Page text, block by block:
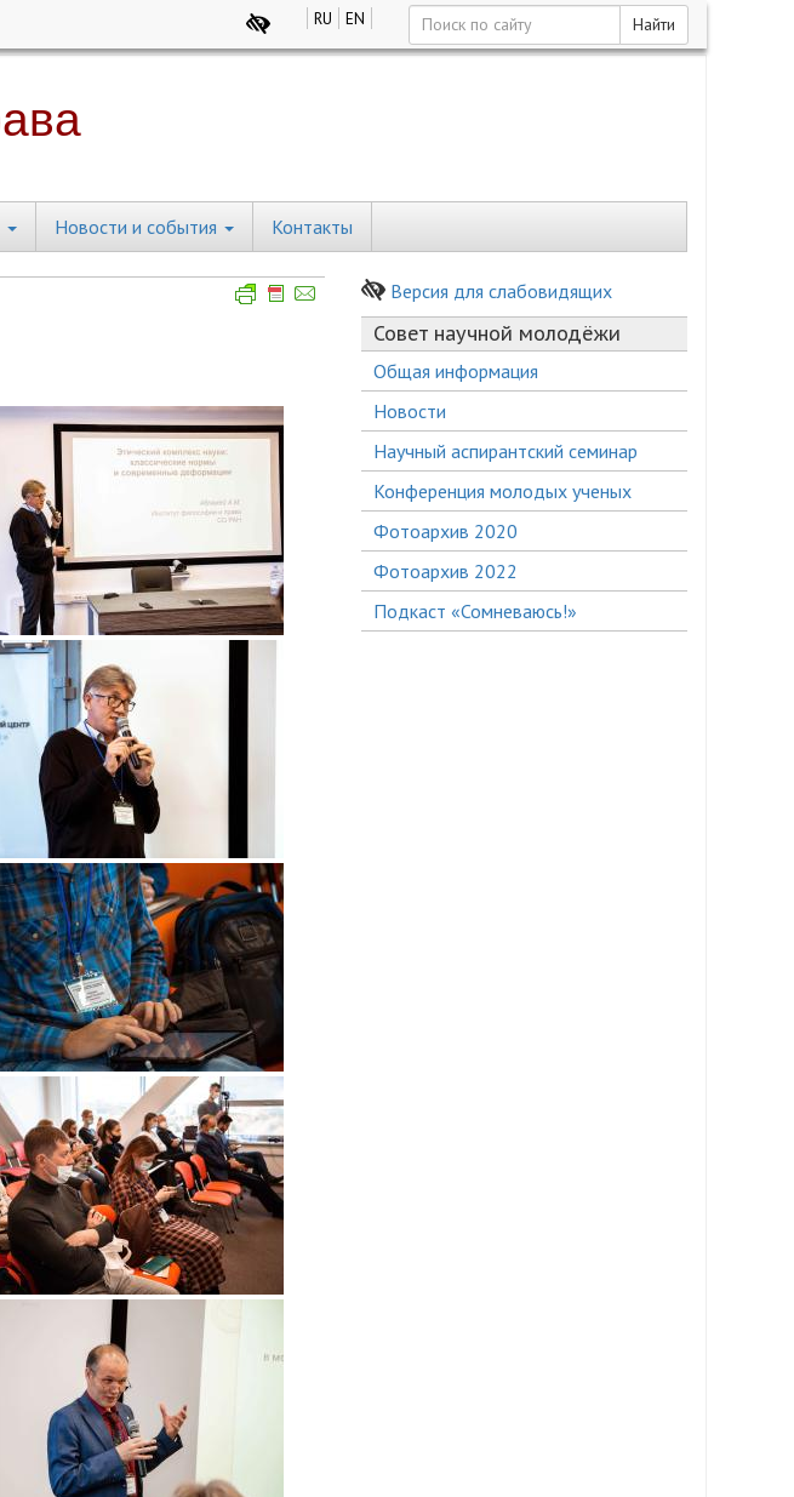
RU EN Найти
Новости и события Контакты
Версия для слабовидящих
Совет научной молодёжи
Общая информация
Новости
Научный аспирантский семинар
Конференция молодых ученых
Фотоархив 2020
Фотоархив 2022
Подкаст «Сомневаюсь!»